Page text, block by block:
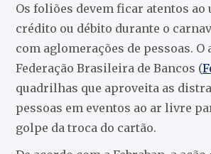
Os foliões devem ficar atentos ao
crédito ou débito durante o
com aglomerações de pessoas. O
Federação Brasileira de Bancos (
quadrilhas que aproveita as
pessoas em eventos ao ar livre
golpe da troca do cartão.